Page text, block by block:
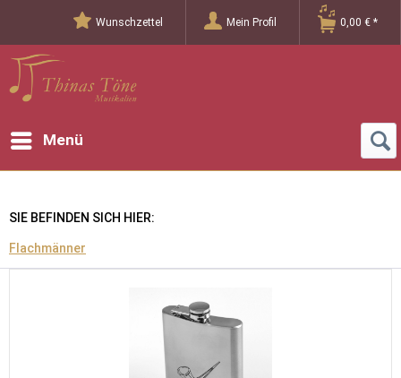
Wunschzettel Mein Profil 0,00 € *
Menü
SIE BEFINDEN SICH HIER:
Flachmänner